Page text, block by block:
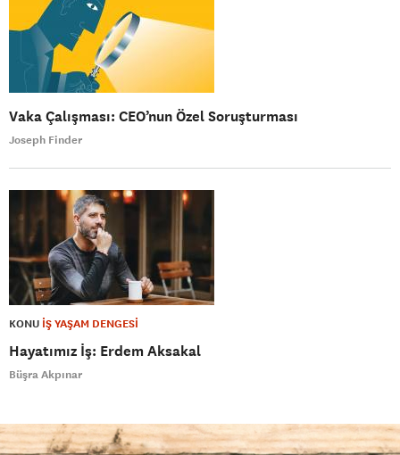
Vaka Çalışması: CEO’nun Özel Soruşturması
Joseph Finder
KONU İŞ YAŞAM DENGESİ
Hayatımız İş: Erdem Aksakal
Büşra Akpınar